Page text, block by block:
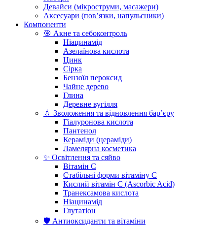
Девайси (мікроструми, масажери)
Аксесуари (повʼязки, напульсники)
Компоненти
🎯 Акне та себоконтроль
Ніацинамід
Азелаїнова кислота
Цинк
Сірка
Бензоїл пероксид
Чайне дерево
Глина
Деревне вугілля
💧 Зволоження та відновлення бар’єру
Гіалуронова кислота
Пантенол
Кераміди (цераміди)
Ламелярна косметика
✨ Освітлення та сяйво
Вітамін С
Стабільні форми вітаміну С
Кислий вітамін С (Ascorbic Acid)
Транексамова кислота
Ніацинамід
Глутатіон
🛡️ Антиоксиданти та вітаміни